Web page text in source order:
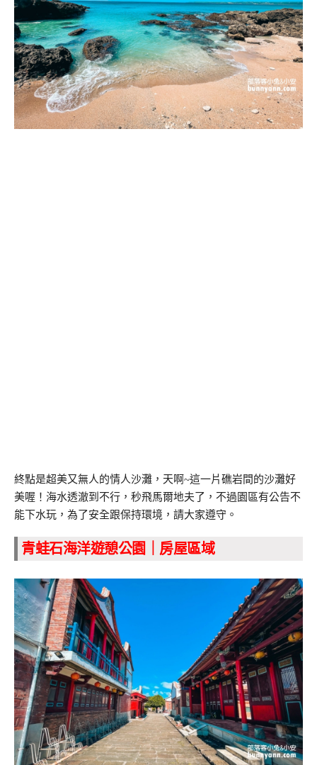
終點是超美又無人的情人沙灘，天啊~這一片礁岩間的沙灘好
美喔！海水透澈到不行，秒飛馬爾地夫了，不過園區有公告不
能下水玩，為了安全跟保持環境，請大家遵守。
青蛙石海洋遊憩公園｜房屋區域